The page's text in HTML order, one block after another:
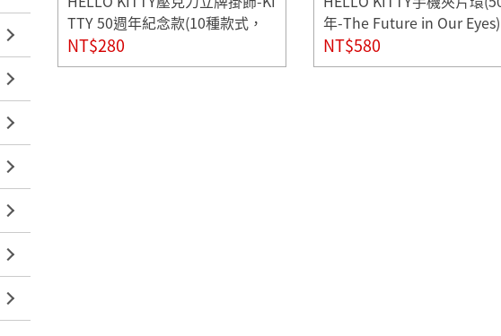
TTY 50週年紀念款(10種款式，
隨機出貨*1)
NT$280
年-The Future in Our Eyes)
NT$580